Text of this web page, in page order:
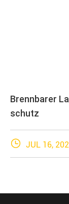
Brennbarer
schutz
 JUL 16,